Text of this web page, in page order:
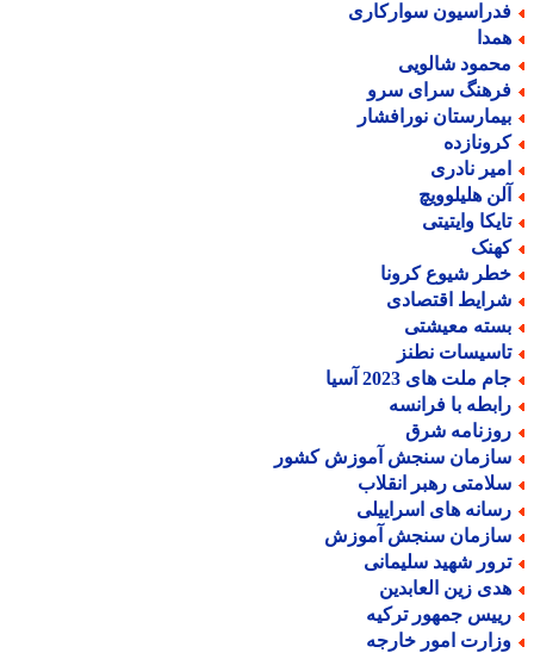
سوارکاری
شالویی
سرای سرو
نورافشار
نادری
هلیلوویچ
وایتیتی
شیوع کرونا
اقتصادی
معیشتی
نطنز
ملت های 2023 آسیا
با فرانسه
شرق
سنجش آموزش کشور
رهبر انقلاب
های اسراییلی
سنجش آموزش
شهید سلیمانی
زین العابدین
جمهور ترکیه
امور خارجه